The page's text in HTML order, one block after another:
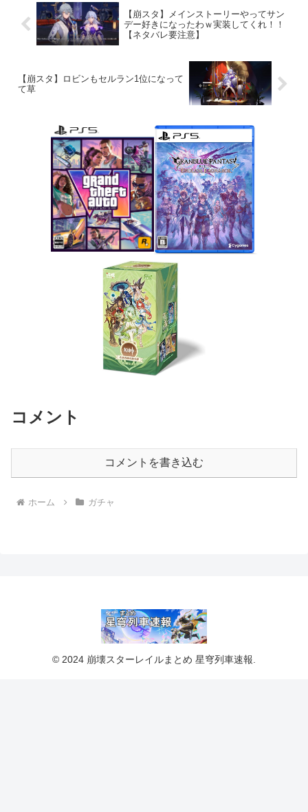
【崩スタ】メインストーリーやってサン
デー好きになったわｗ実装してくれ！！
【ネタバレ要注意】
【崩スタ】ロビンもセルラン1位になって
て草
コメント
コメントを書き込む
ホーム ガチャ
© 2024 崩壊スターレイルまとめ 星穹列車速報.